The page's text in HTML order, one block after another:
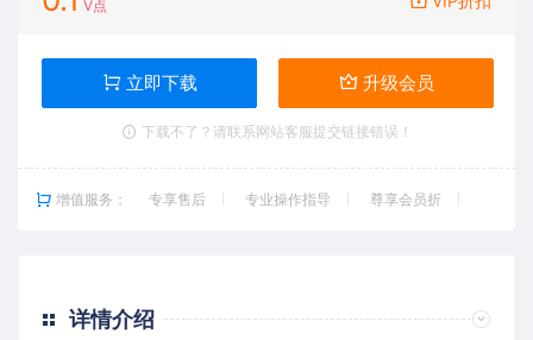
V点
立即下载 升级会员
下载不了？请联系网站客服提交链接错误！
增值服务： 专享售后 专业操作指导 尊享会员折
详情介绍